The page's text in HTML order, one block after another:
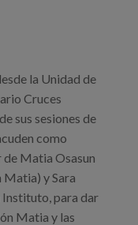
la Unidad de
Cruces
sus sesiones de
como
Matia Osasun
y Sara
para dar
Matia y las